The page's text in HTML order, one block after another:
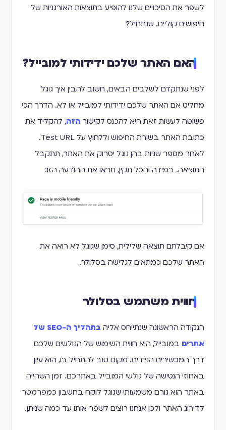
לשפר את הסיכויים שלנו להופיע בתוצאות האורגניות של
חיפושים קוליים. שנתחיל?
האם האתר שלכם ידידותי למובייל?
לפני שנתקדם לשלבים הבאים, חשוב להבין איך גוגל
מחליט אם האתר שלכם ידידותי למובייל או לא. הדרך הכי
פשוטה לעשות זאת היא להכנס לקישור הזה, להקליד את
כתובת האתר בשורת החיפוש וללחוץ על Test URL.
לאחר מספר שניות בהן גוגל יסרוק את האתר, תתקבל
התוצאה. במידה והכל תקין, תראו את ההודעה הזו:
אם קיבלתם תוצאה שלילית, סימן שגוגל לא רואה את
האתר שלכם כמתאים לגלישה בסלולר.
חווית משתמש בסלולר
הנקודה הראשונה שנתייחס אליה
בתהליך ה-SEO של
אתרים במובייל, היא חווית השימוש של הגולשים שלכם
דרך המכשירים הניידים. מקום טוב להתחיל בו, הוא עיון
באחוזי הנטישה של גולשי המובייל באתרכם. זמן השהייה
באתר הוא גורם משמעותי שגוגל לוקח בחשבון כמפרמטר
לדירוג האתר ולכן אנחנו רוצים לשפר אותו עד כמה שניתן.